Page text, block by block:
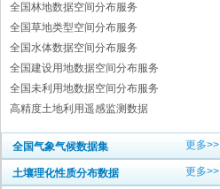
全国林地数据空间分布服务
全国草地类型空间分布服务
全国水体数据空间分布服务
全国建设用地数据空间分布服务
全国未利用地数据空间分布服务
高精度土地利用遥感监测数据
全国气象气候数据集 更多>>
土壤理化性质分布数据 更多>>